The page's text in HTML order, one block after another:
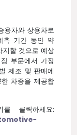
용차와 상용차로
측 기간 동안 약
지할 것으로 예상
부문에서 가장
제조 및 판매에
차종을 제공합
클릭하세요: